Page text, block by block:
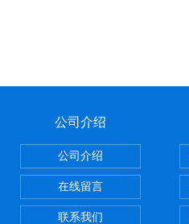
公司介绍
公司介绍
在线留言
联系我们